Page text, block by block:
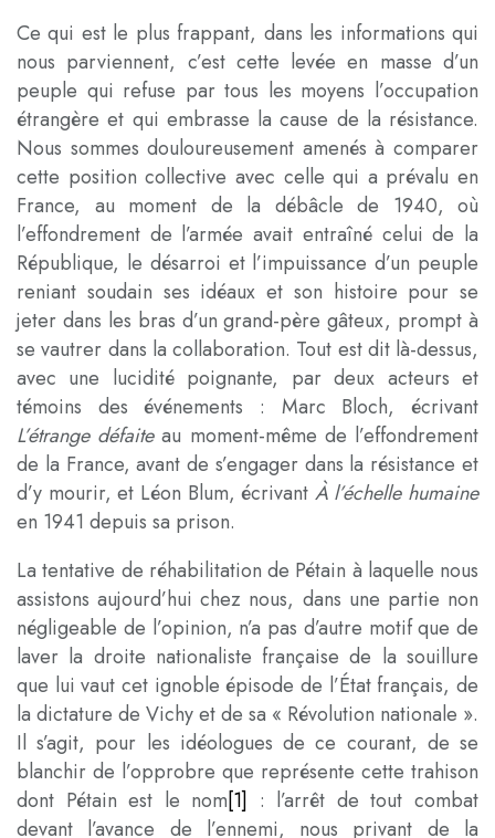
Ce qui est le plus frappant, dans les informations qui
nous parviennent, c’est cette levée en masse d’un
peuple qui refuse par tous les moyens l’occupation
étrangère et qui embrasse la cause de la résistance.
Nous sommes douloureusement amenés à comparer
cette position collective avec celle qui a prévalu en
France, au moment de la débâcle de 1940, où
l’effondrement de l’armée avait entraîné celui de la
République, le désarroi et l’impuissance d’un peuple
reniant soudain ses idéaux et son histoire pour se
jeter dans les bras d’un grand-père gâteux, prompt à
se vautrer dans la collaboration. Tout est dit là-dessus,
avec une lucidité poignante, par deux acteurs et
témoins des événements : Marc Bloch, écrivant
L’étrange défaiteau moment-même de l’effondrement
de la France, avant de s’engager dans la résistance et
d’y mourir, et Léon Blum, écrivant À l’échelle humaine
en 1941 depuis sa prison.
La tentative de réhabilitation de Pétain à laquelle nous
assistons aujourd’hui chez nous, dans une partie non
négligeable de l’opinion, n’a pas d’autre motif que de
laver la droite nationaliste française de la souillure
que lui vaut cet ignoble épisode de l’État français, de
la dictature de Vichy et de sa « Révolution nationale ».
Il s’agit, pour les idéologues de ce courant, de se
blanchir de l’opprobre que représente cette trahison
dont Pétain est le nom[1] : l’arrêt de tout combat
devant l’avance de l’ennemi, nous privant de la